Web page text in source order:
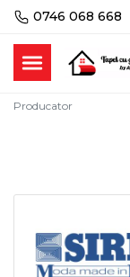
0746 068 668
Producator